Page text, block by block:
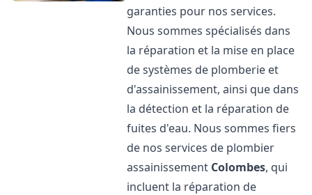
garanties pour nos services.
Nous sommes spécialisés dans
la réparation et la mise en place
de systèmes de plomberie et
d'assainissement, ainsi que dans
la détection et la réparation de
fuites d'eau. Nous sommes fiers
de nos services de plombier
assainissement Colombes, qui
incluent la réparation de